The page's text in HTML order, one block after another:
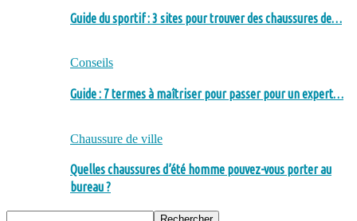
Guide du sportif : 3 sites pour trouver des chaussures de…
Conseils
Guide : 7 termes à maîtriser pour passer pour un expert…
Chaussure de ville
Quelles chaussures d’été homme pouvez-vous porter au
bureau ?